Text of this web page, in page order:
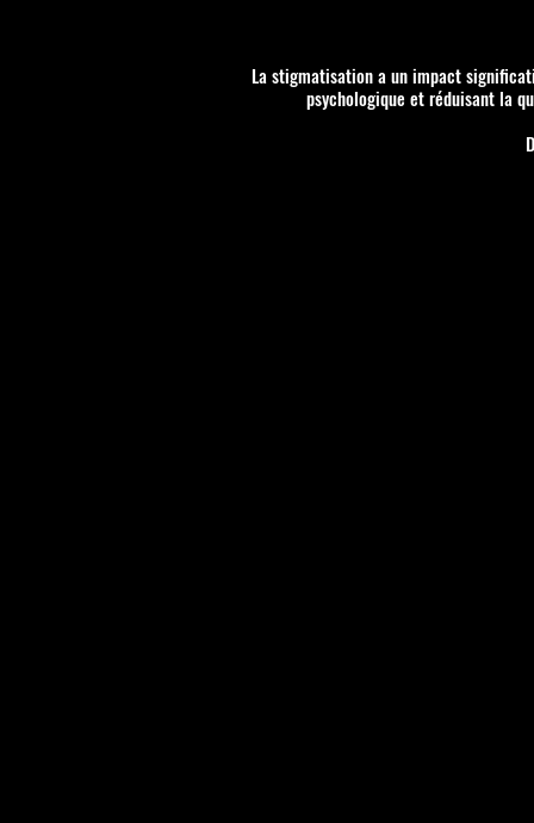
La stigmatisation a un impact
psychologique et réduisant la